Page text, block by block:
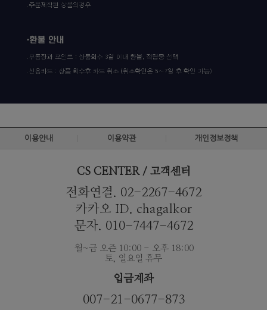
이용안내 이용약관 개인정보정책
CS CENTER / 고객센터
전화연결. 02-2267-4672
카카오 ID. chagalkor
문자. 010-7447-4672
월~금 오즌 10:00 - 오후 18:00
토, 일요일 휴무
입금계좌
007-21-0677-873